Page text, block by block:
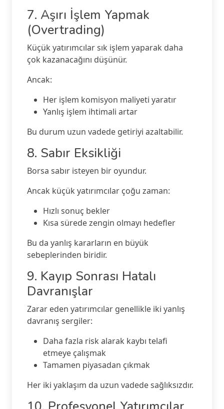
7. Aşırı İşlem Yapmak
(Overtrading)
Küçük yatırımcılar sık işlem yaparak daha
çok kazanacağını düşünür.
Ancak:
Her işlem komisyon maliyeti yaratır
Yanlış işlem ihtimali artar
Bu durum uzun vadede getiriyi azaltabilir.
8. Sabır Eksikliği
Borsa sabır isteyen bir oyundur.
Ancak küçük yatırımcılar çoğu zaman:
Hızlı sonuç bekler
Kısa sürede zengin olmayı hedefler
Bu da yanlış kararların en büyük
sebeplerinden biridir.
9. Kayıp Sonrası Hatalı
Davranışlar
Zarar eden yatırımcılar genellikle iki yanlış
davranış sergiler:
Daha fazla risk alarak kaybı telafi
etmeye çalışmak
Tamamen piyasadan çıkmak
Her iki yaklaşım da uzun vadede sağlıksızdır.